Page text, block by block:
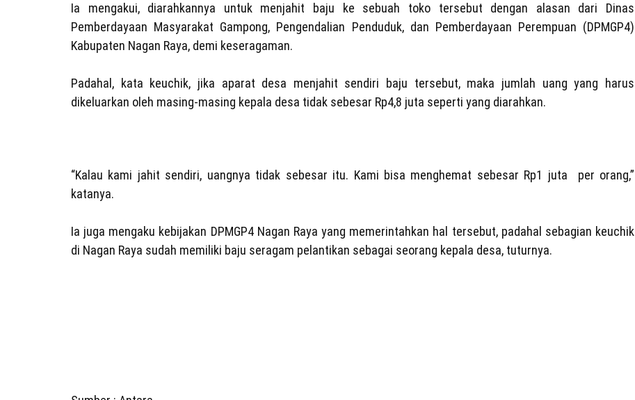
Ia mengakui, diarahkannya untuk menjahit baju ke sebuah toko tersebut dengan alasan dari Dinas
Pemberdayaan Masyarakat Gampong, Pengendalian Penduduk, dan Pemberdayaan Perempuan (DPMGP4)
Kabupaten Nagan Raya, demi keseragaman.
Padahal, kata keuchik, jika aparat desa menjahit sendiri baju tersebut, maka jumlah uang yang harus
dikeluarkan oleh masing-masing kepala desa tidak sebesar Rp4,8 juta seperti yang diarahkan.
“Kalau kami jahit sendiri, uangnya tidak sebesar itu. Kami bisa menghemat sebesar Rp1 juta per orang,”
katanya.
Ia juga mengaku kebijakan DPMGP4 Nagan Raya yang memerintahkan hal tersebut, padahal sebagian keuchik
di Nagan Raya sudah memiliki baju seragam pelantikan sebagai seorang kepala desa, tuturnya.